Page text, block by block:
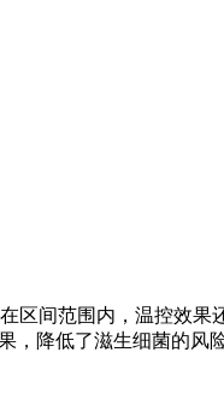
间范围内，温控效果
降低了滋生细菌的风险